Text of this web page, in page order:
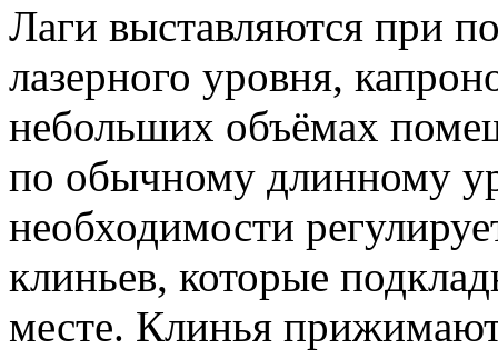
Лаги выставляются при
лазерного уровня,
небольших объёмах
по обычному длинному
необходимости
клиньев, которые
месте. Клинья